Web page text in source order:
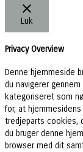
Luk
Privacy Overview
Denne hjemmeside
du navigerer
kategoriseret som
for, at
tredjeparts cookies,
du bruger denne
browser med dit